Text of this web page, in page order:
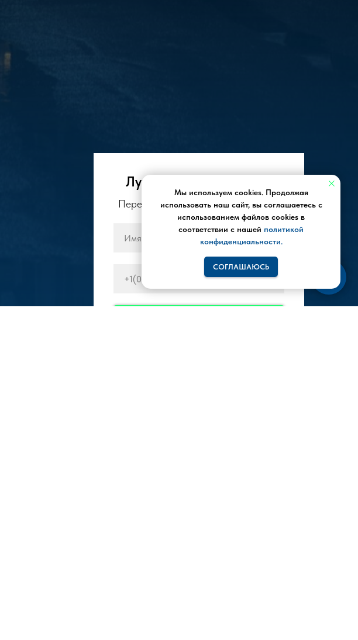
Лучшие цены в городе!
Перезвоним Вам в течении 5 минут!
Мы используем cookies. Продолжая
использовать наш сайт, вы соглашаетесь с
использованием файлов cookies в
соответствии с нашей политикой
конфиденциальности.
СОГЛАШАЮСЬ